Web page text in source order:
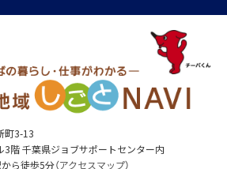
町3-13
3階 千葉県ジョブサポートセンター内
ら徒歩5分（アクセスマップ）